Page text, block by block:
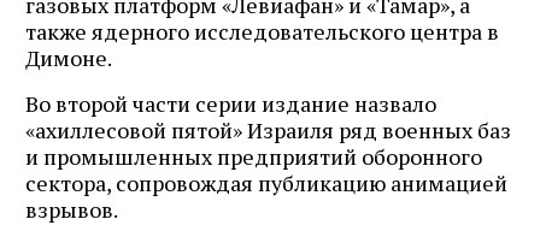
также ядерного исследовательского центра в
Димоне.
Во второй части серии издание назвало
«ахиллесовой пятой» Израиля ряд военных баз
и промышленных предприятий оборонного
сектора, сопровождая публикацию анимацией
взрывов.